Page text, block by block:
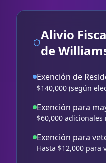
Alivio
de
Exención de
$140,000 (según
Exención para
$60,000
Exención para
Hasta $12,000 para